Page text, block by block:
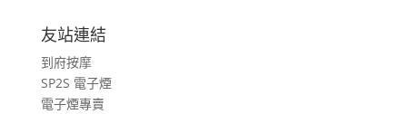
車
旅
遊
文
章
友站連結
到府按摩
SP2S 電子煙
電子煙專賣